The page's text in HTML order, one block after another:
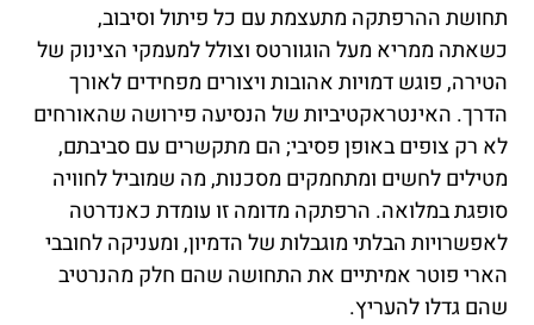
תחושת ההרפתקה מתעצמת עם כל פיתול וסיבוב,
כשאתה ממריא מעל הוגוורטס וצולל למעמקי הצינוק של
הטירה, פוגש דמויות אהובות ויצורים מפחידים לאורך
הדרך. האינטראקטיביות של הנסיעה פירושה שהאורחים
לא רק צופים באופן פסיבי; הם מתקשרים עם סביבתם,
מטילים לחשים ומתחמקים מסכנות, מה שמוביל לחוויה
סופגת במלואה. הרפתקה מדומה זו עומדת כאנדרטה
לאפשרויות הבלתי מוגבלות של הדמיון, ומעניקה לחובבי
הארי פוטר אמיתיים את התחושה שהם חלק מהנרטיב
שהם גדלו להעריץ.